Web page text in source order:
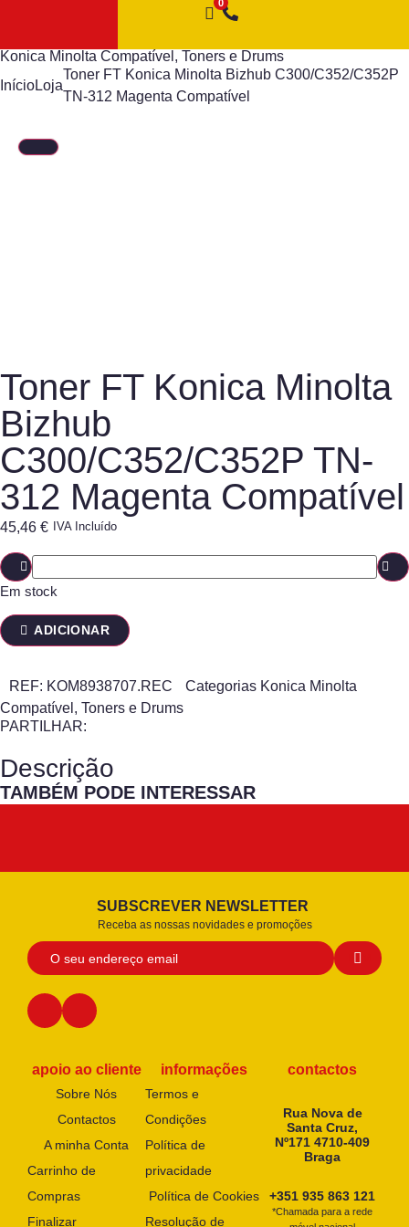
Konica Minolta Compatível , Toners e Drums
InícioLoja
Toner FT Konica Minolta Bizhub C300/C352/C352P
TN-312 Magenta Compatível
Toner FT Konica Minolta
Bizhub
C300/C352/C352P TN-
312 Magenta Compatível
45,46 € IVA Incluído
Em stock
ADICIONAR
REF: KOM8938707.REC Categorias Konica Minolta
Compatível , Toners e Drums
PARTILHAR:
Descrição
TAMBÉM PODE INTERESSAR
SUBSCREVER NEWSLETTER
Receba as nossas novidades e promoções
apoio ao cliente
Sobre Nós
Contactos
A minha Conta
Carrinho de
Compras
Finalizar
informações
Termos e
Condições
Política de
privacidade
Política de Cookies
Resolução de
contactos
Rua Nova de
Santa Cruz,
Nº171 4710-409
Braga
+351 935 863 121
*Chamada para a rede